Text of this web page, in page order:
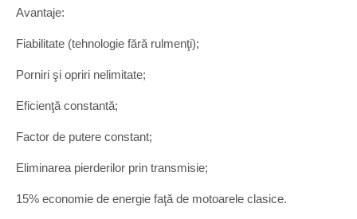
Avantaje:
Fiabilitate (tehnologie fără rulmenţi);
Porniri şi opriri nelimitate;
Eficienţă constantă;
Factor de putere constant;
Eliminarea pierderilor prin transmisie;
15% economie de energie faţă de motoarele clasice.